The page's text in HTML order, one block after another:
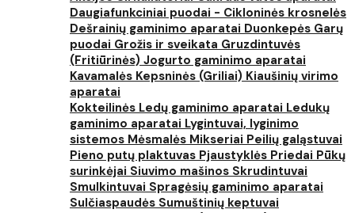
Daugiafunkciniai puodai - Cikloninės krosnelės
Dešrainių gaminimo aparatai Duonkepės Garų
puodai Grožis ir sveikata Gruzdintuvės
(Fritiūrinės) Jogurto gaminimo aparatai
Kavamalės Kepsninės (Griliai) Kiaušinių virimo
aparatai
Kokteilinės Ledų gaminimo aparatai Ledukų
gaminimo aparatai Lygintuvai, lyginimo
sistemos Mėsmalės Mikseriai Peilių galąstuvai
Pieno putų plaktuvas Pjaustyklės Priedai Pūkų
surinkėjai Siuvimo mašinos Skrudintuvai
Smulkintuvai Spragėsių gaminimo aparatai
Sulčiaspaudės Sumuštinių keptuvai